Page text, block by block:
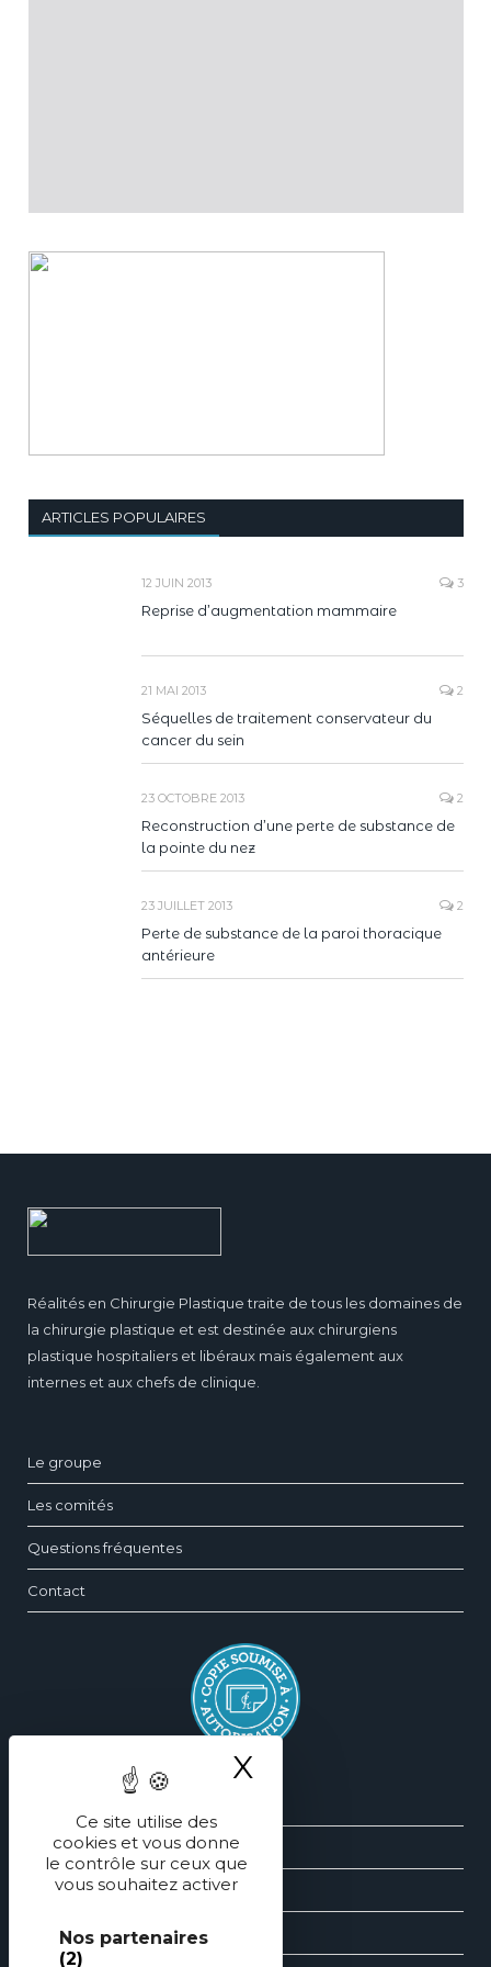
Ce site utilise des
cookies et vous donne
le contrôle sur ceux que
vous souhaitez activer
Nos partenaires
(2)
X
ARTICLES POPULAIRES
12 JUIN 2013 3
Reprise d’augmentation mammaire
21 MAI 2013 2
Séquelles de traitement conservateur du
cancer du sein
23 OCTOBRE 2013 2
Reconstruction d’une perte de substance de
la pointe du nez
23 JUILLET 2013 2
Perte de substance de la paroi thoracique
antérieure
Réalités en Chirurgie Plastique traite de tous les domaines de
la chirurgie plastique et est destinée aux chirurgiens
plastique hospitaliers et libéraux mais également aux
internes et aux chefs de clinique.
Le groupe
Les comités
Questions fréquentes
Contact
Sein
Face
Main